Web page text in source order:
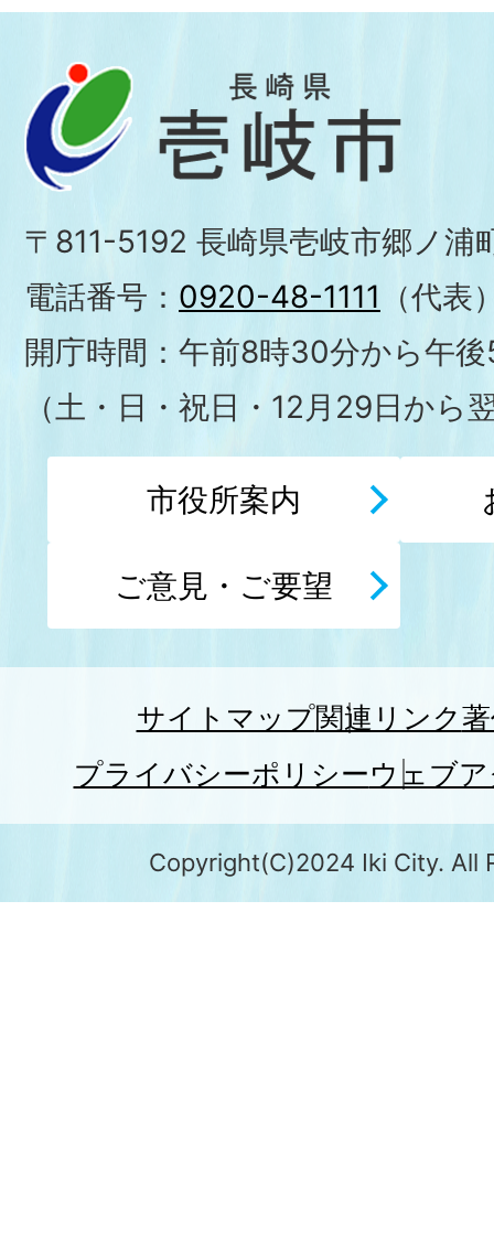
〒811-5192 長崎県壱岐市郷ノ浦
電話番号： 0920-48-1111 （代表
開庁時間：午前8時30分から午
（土・日・祝日・12月29日から
市役所案内
ご意見・ご要望
サイトマップ関連リンク
プライバシーポリシーウェブ
Copyright(C)2024 Iki City. All